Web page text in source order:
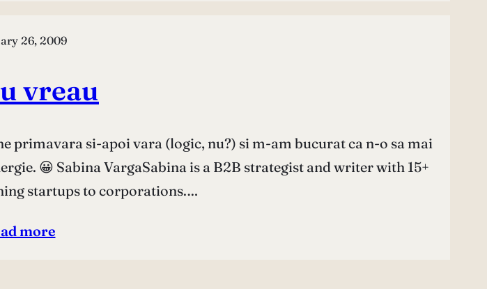
26, 2009
vreau
primavara si-apoi vara (logic, nu?) si m-am bucurat ca n-o sa mai
😀 Sabina VargaSabina is a B2B strategist and writer with 15+
startups to corporations.…
more